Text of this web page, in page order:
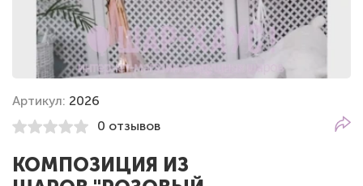
Артикул: 2026
0 отзывов
КОМПОЗИЦИЯ ИЗ